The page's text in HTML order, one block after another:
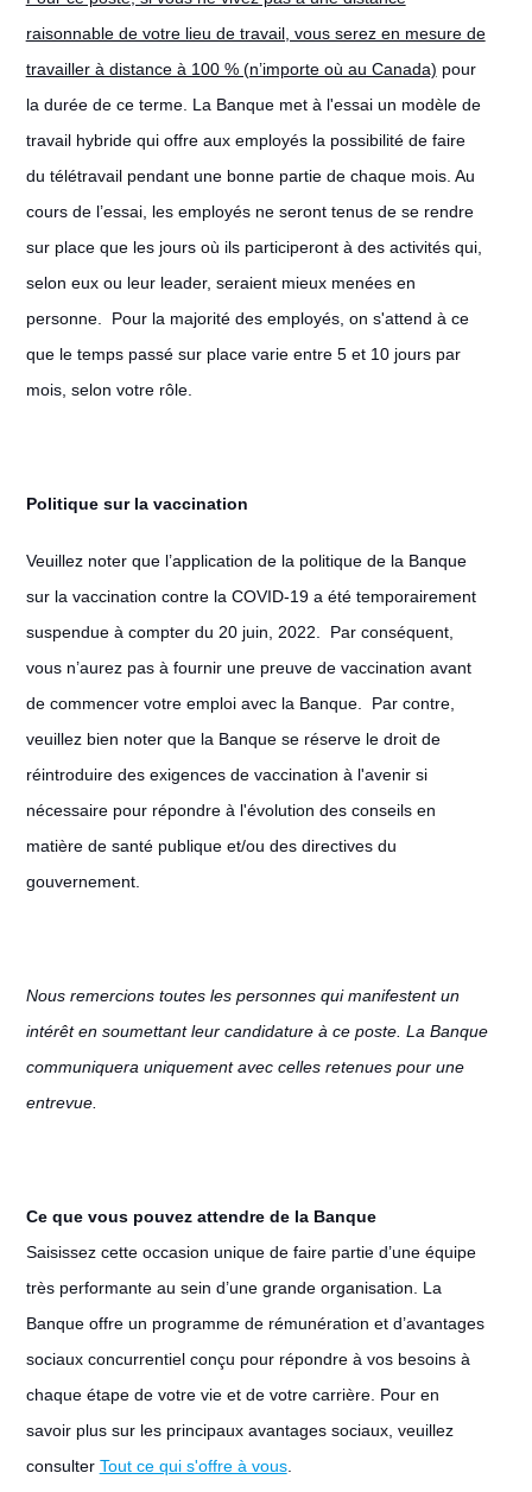
raisonnable de votre lieu de travail, vous serez en mesure de
travailler à distance à 100 % (n’importe où au Canada) pour
la durée de ce terme. La Banque met à l'essai un modèle de
travail hybride qui offre aux employés la possibilité de faire
du télétravail pendant une bonne partie de chaque mois. Au
cours de l’essai, les employés ne seront tenus de se rendre
sur place que les jours où ils participeront à des activités qui,
selon eux ou leur leader, seraient mieux menées en
personne. Pour la majorité des employés, on s'attend à ce
que le temps passé sur place varie entre 5 et 10 jours par
mois, selon votre rôle.
Politique sur la vaccination
Veuillez noter que l’application de la politique de la Banque
sur la vaccination contre la COVID-19 a été temporairement
suspendue à compter du 20 juin, 2022. Par conséquent,
vous n’aurez pas à fournir une preuve de vaccination avant
de commencer votre emploi avec la Banque. Par contre,
veuillez bien noter que la Banque se réserve le droit de
réintroduire des exigences de vaccination à l'avenir si
nécessaire pour répondre à l'évolution des conseils en
matière de santé publique et/ou des directives du
gouvernement.
Nous remercions toutes les personnes qui manifestent un
intérêt en soumettant leur candidature à ce poste. La Banque
communiquera uniquement avec celles retenues pour une
entrevue.
Ce que vous pouvez attendre de la Banque
Saisissez cette occasion unique de faire partie d’une équipe
très performante au sein d’une grande organisation. La
Banque offre un programme de rémunération et d’avantages
sociaux concurrentiel conçu pour répondre à vos besoins à
chaque étape de votre vie et de votre carrière. Pour en
savoir plus sur les principaux avantages sociaux, veuillez
consulter Tout ce qui s'offre à vous.